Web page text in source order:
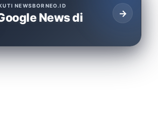
NEWSBORNEO.ID
News di →